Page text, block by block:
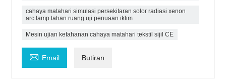
cahaya matahari simulasi persekitaran solor radiasi xenon
arc lamp tahan ruang uji penuaan iklim
Mesin ujian ketahanan cahaya matahari tekstil sijil CE
 Email Butiran